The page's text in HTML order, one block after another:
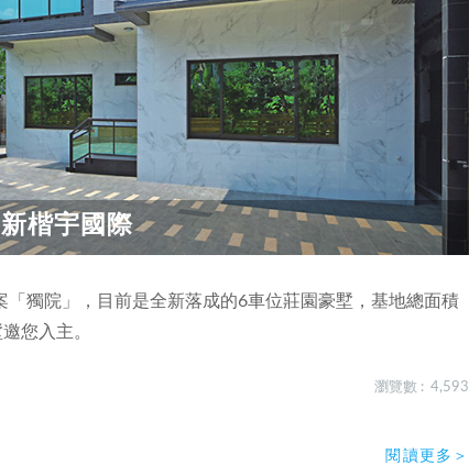
楷宇國際
獨院」，目前是全新落成的6車位莊園豪墅，基地總面積
您入主。
瀏覽數 : 4,593
閱讀更多＞